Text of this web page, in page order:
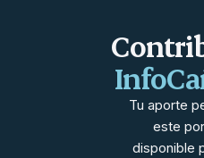
Tu aporte
este
disponible